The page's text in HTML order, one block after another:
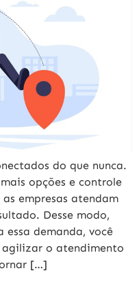
do que nunca.
opções e controle
empresas atendam
Desse modo,
demanda, você
agilizar o atendimento
[…]